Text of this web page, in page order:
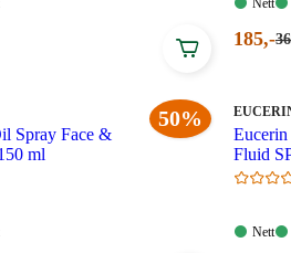
Nett
185,-
50%
Spray Face &
ml
MERKE:
Fluid
Nett:
Nett